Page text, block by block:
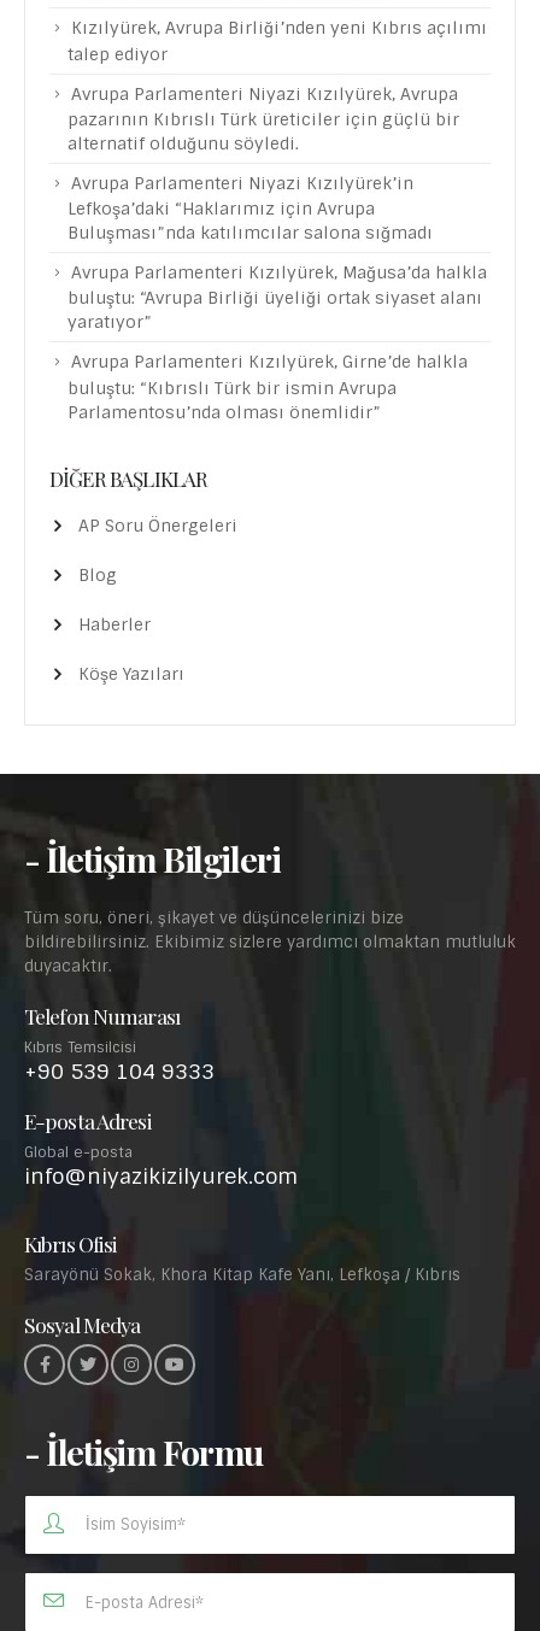
Kızılyürek, Avrupa Birliği’nden yeni Kıbrıs açılımı
talep ediyor
Avrupa Parlamenteri Niyazi Kızılyürek, Avrupa
pazarının Kıbrıslı Türk üreticiler için güçlü bir
alternatif olduğunu söyledi.
Avrupa Parlamenteri Niyazi Kızılyürek’in
Lefkoşa’daki “Haklarımız için Avrupa
Buluşması”nda katılımcılar salona sığmadı
Avrupa Parlamenteri Kızılyürek, Mağusa’da halkla
buluştu: “Avrupa Birliği üyeliği ortak siyaset alanı
yaratıyor”
Avrupa Parlamenteri Kızılyürek, Girne’de halkla
buluştu: “Kıbrıslı Türk bir ismin Avrupa
Parlamentosu’nda olması önemlidir”
DIĞER BAŞLIKLAR
AP Soru Önergeleri
Blog
Haberler
Köşe Yazıları
- İletişim Bilgileri
Tüm soru, öneri, şikayet ve düşüncelerinizi bize
bildirebilirsiniz. Ekibimiz sizlere yardımcı olmaktan mutluluk
duyacaktır.
Telefon Numarası
Kıbrıs Temsilcisi
+90 539 104 9333
E-posta Adresi
Global e-posta
info@niyazikizilyurek.com
Kıbrıs Ofisi
Sarayönü Sokak, Khora Kitap Kafe Yanı, Lefkoşa / Kıbrıs
Sosyal Medya
- İletişim Formu